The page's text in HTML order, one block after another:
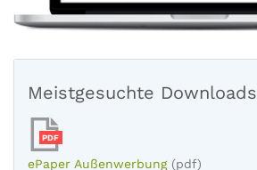
Meistgesuchte Downloads
PDF
ePaper Außenwerbung (pdf)